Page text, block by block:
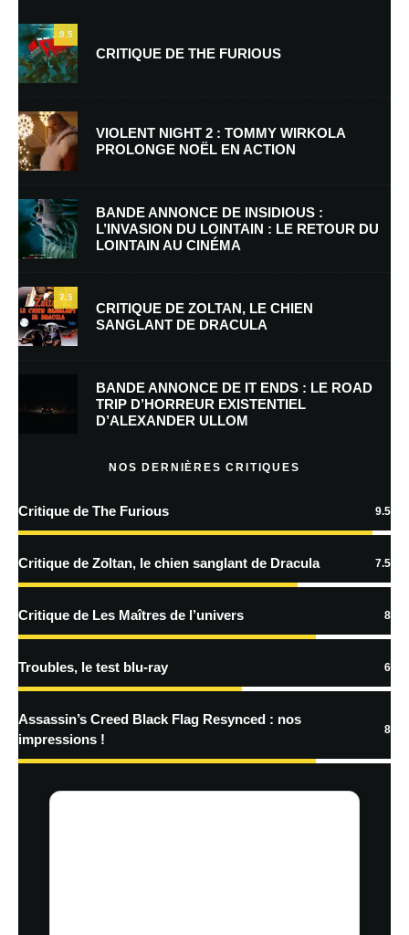
Nom*
E-mail* Site web
Enregistrer mon nom, mon e-mail et mon site dans le navigateur pour
mon prochain commentaire.
Prévenez-moi de tous les nouveaux commentaires par e-mail.
En savoir
traitées
9.5
CRITIQUE DE THE FURIOUS
VIOLENT NIGHT 2 : TOMMY WIRKOLA
PROLONGE NOËL EN ACTION
BANDE ANNONCE DE INSIDIOUS :
L’INVASION DU LOINTAIN : LE RETOUR DU
LOINTAIN AU CINÉMA
7.5
CRITIQUE DE ZOLTAN, LE CHIEN
SANGLANT DE DRACULA
BANDE ANNONCE DE IT ENDS : LE ROAD
TRIP D’HORREUR EXISTENTIEL
D’ALEXANDER ULLOM
NOS DERNIÈRES CRITIQUES
Critique de The Furious 9.5
Critique de Zoltan, le chien sanglant de Dracula 7.5
Critique de Les Maîtres de l’univers 8
Troubles, le test blu-ray 6
Assassin’s Creed Black Flag Resynced : nos
impressions !
8